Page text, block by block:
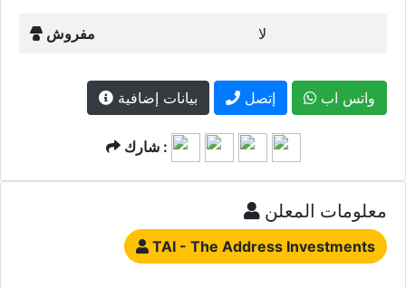
مفروش لا
بيانات إضافية إتصل واتس اب
شارك :
معلومات المعلن
TAI - The Address Investments